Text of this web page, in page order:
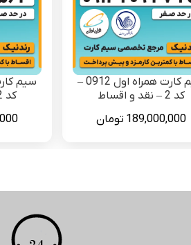
سیم کارت همراه اول 0912 –
کد 2 – نقد و اقساط
189,000,000 تومان
کد 2 – نقد و اقساط